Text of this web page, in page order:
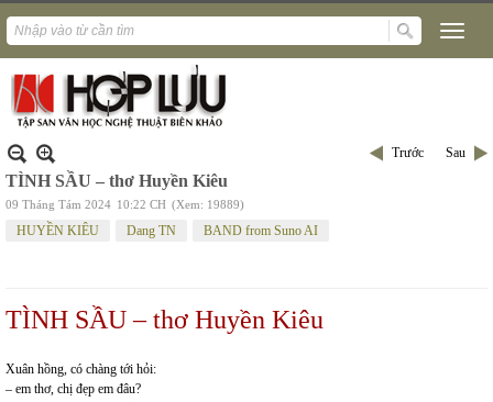
Trước Sau
TÌNH SẦU – thơ Huyền Kiêu
09 Tháng Tám 2024 10:22 CH (Xem: 19889)
HUYỀN KIÊU Dang TN BAND from Suno AI
TÌNH SẦU – thơ Huyền Kiêu
Xuân hồng, có chàng tới hỏi:
– em thơ, chị đẹp em đâu?